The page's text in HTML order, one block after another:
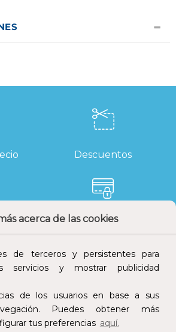
acerca de las cookies
de terceros y persistentes para
servicios y mostrar publicidad
de los usuarios en base a sus
Puedes obtener más
tus preferencias aquí.
Descuentos
Pago seguro